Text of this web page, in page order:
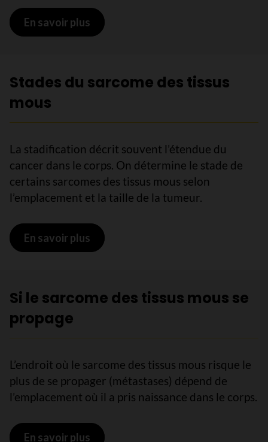
En savoir plus sur Grades du sarcome des tissus
Stades du sarcome des tissus
mous
La stadification décrit souvent l’étendue du
cancer dans le corps. On détermine le stade de
certains sarcomes des tissus mous selon
l’emplacement et la taille de la tumeur.
En savoir plus sur Stades du sarcome des tissus
Si le sarcome des tissus mous se
propage
L’endroit où le sarcome des tissus mous risque le
plus de se propager (métastases) dépend de
l’emplacement où il a pris naissance dans le corps.
En savoir plus sur Si le sarcome des tissus mous